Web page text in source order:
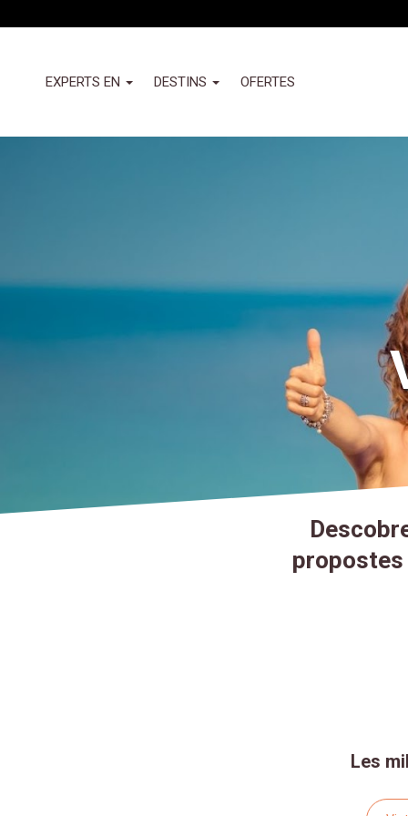
al
Header
Nuevo
EXPERTS EN DESTINS OFERTES
Les